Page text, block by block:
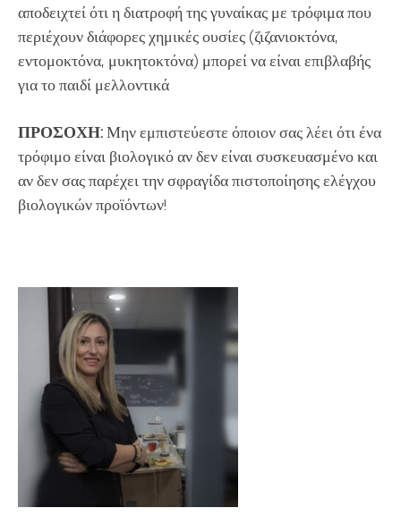
αποδειχτεί ότι η διατροφή της γυναίκας με τρόφιμα που
περιέχουν διάφορες χημικές ουσίες (ζιζανιοκτόνα,
εντομοκτόνα, μυκητοκτόνα) μπορεί να είναι επιβλαβής
για το παιδί μελλοντικά
ΠΡΟΣΟΧΗ:Μην εμπιστεύεστε όποιον σας λέει ότι ένα
τρόφιμο είναι βιολογικό αν δεν είναι συσκευασμένο και
αν δεν σας παρέχει την σφραγίδα πιστοποίησης ελέγχου
βιολογικών προϊόντων!